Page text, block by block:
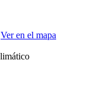
Ver en el mapa